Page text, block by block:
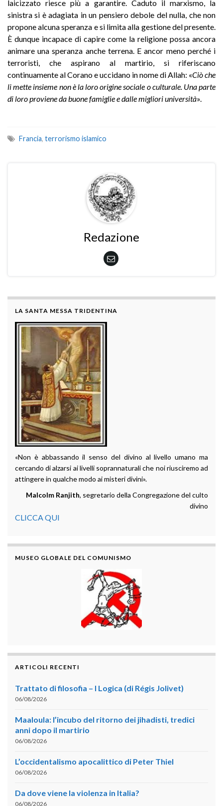
laicizzato riesce più a garantire. Caduto il marxismo, la
sinistra si è adagiata in un pensiero debole del nulla, che non
propone alcuna speranza e si limita alla gestione del presente.
È dunque incapace di capire come la religione possa ancora
animare una speranza anche terrena. E ancor meno perché i
terroristi, che aspirano al martirio, si riferiscano
continuamente al Corano e uccidano in nome di Allah: «Ciò che
li mette insieme non è la loro origine sociale o culturale. Una parte
di loro proviene da buone famiglie e dalle migliori università».
Francia, terrorismo islamico
Redazione
LA SANTA MESSA TRIDENTINA
«Non è abbassando il senso del divino al livello umano ma
cercando di alzarsi ai livelli soprannaturali che noi riusciremo ad
attingere in qualche modo ai misteri divini».
Malcolm Ranjith, segretario della Congregazione del culto
divino
CLICCA QUI
MUSEO GLOBALE DEL COMUNISMO
ARTICOLI RECENTI
Trattato di filosofia – I Logica (di Régis Jolivet)
06/08/2026
Maaloula: l’incubo del ritorno dei jihadisti, tredici
anni dopo il martirio
06/08/2026
L’occidentalismo apocalittico di Peter Thiel
06/08/2026
Da dove viene la violenza in Italia?
06/08/2026